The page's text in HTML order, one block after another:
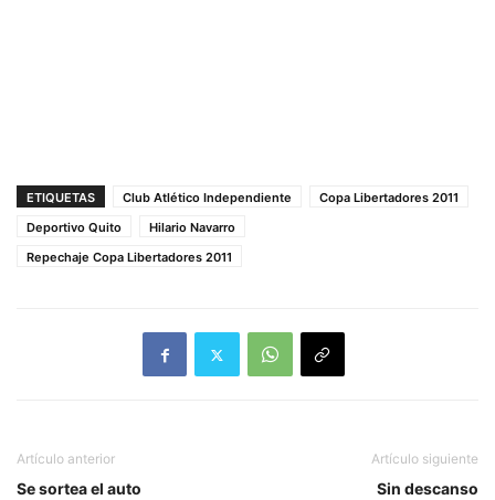
ETIQUETAS Club Atlético Independiente
Copa Libertadores 2011
Deportivo Quito
Hilario Navarro
Repechaje Copa Libertadores 2011
Artículo anterior
Se sortea el auto
Artículo siguiente
Sin descanso